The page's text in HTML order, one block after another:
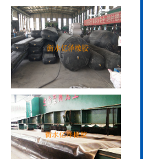
缝
D40、60、80型桥梁伸
缩缝